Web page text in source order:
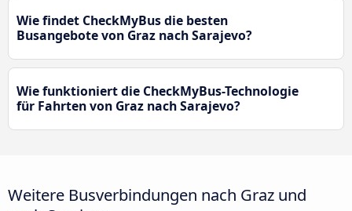
Wie findet CheckMyBus die besten
Busangebote von Graz nach Sarajevo?
Wie funktioniert die CheckMyBus-Technologie
für Fahrten von Graz nach Sarajevo?
Weitere Busverbindungen nach Graz und